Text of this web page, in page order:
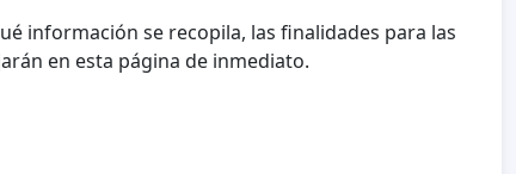
información se recopila, las finalidades para las
en esta página de inmediato.